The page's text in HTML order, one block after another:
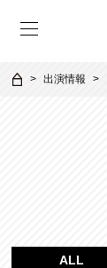
出演情報
ALL